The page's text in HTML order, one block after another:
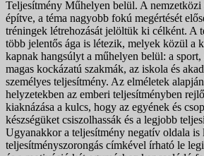
Teljesítmény Műhelyen belül. A nemzetközi
építve, a téma nagyobb fokú megértését
tréningek létrehozását jelöltük ki célként. A
több jelentős ága is létezik, melyek közül a
kapnak hangsúlyt a műhelyen belül: a sport,
magas kockázatú szakmák, az iskola és
személyes teljesítmény. Az elméletek
helyzetekben az emberi teljesítményben
kiaknázása a kulcs, hogy az egyének és
készségüket csiszolhassák és a legjobb
Ugyanakkor a teljesítmény negatív oldala is
teljesítményszorongás címkével írható le